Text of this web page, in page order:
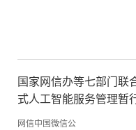
英特尔决定到
的投资预算；SK
的设备投资预算将
国家网信办等七部门联
式人工智能服务管理暂
网信中国微信公